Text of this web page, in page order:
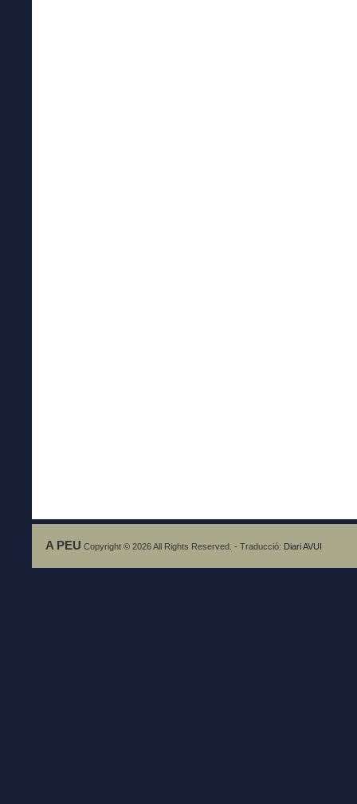
A PEU Copyright © 2026 All Rights Reserved. - Traducció: Diari AVUI